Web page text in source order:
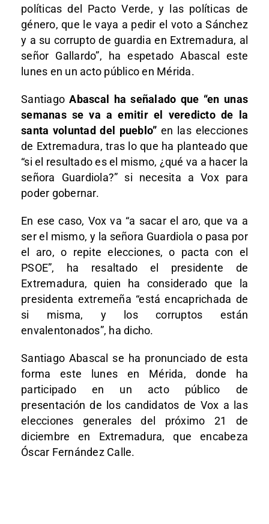
políticas del Pacto Verde, y las políticas de
género, que le vaya a pedir el voto a Sánchez
y a su corrupto de guardia en Extremadura, al
señor Gallardo”, ha espetado Abascal este
lunes en un acto público en Mérida.
SantiagoAbascal ha señalado que “en unas
semanas se va a emitir el veredicto de la
santa voluntad del pueblo” en las elecciones
de Extremadura, tras lo que ha planteado que
“si el resultado es el mismo, ¿qué va a hacer la
señora Guardiola?” si necesita a Vox para
poder gobernar.
En ese caso, Vox va “a sacar el aro, que va a
ser el mismo, y la señora Guardiola o pasa por
el aro, o repite elecciones, o pacta con el
PSOE”, ha resaltado el presidente de
Extremadura, quien ha considerado que la
presidenta extremeña “está encaprichada de
si misma, y los corruptos están
envalentonados”, ha dicho.
Santiago Abascal se ha pronunciado de esta
forma este lunes en Mérida, donde ha
participado en un acto público de
presentación de los candidatos de Vox a las
elecciones generales del próximo 21 de
diciembre en Extremadura, que encabeza
Óscar Fernández Calle.